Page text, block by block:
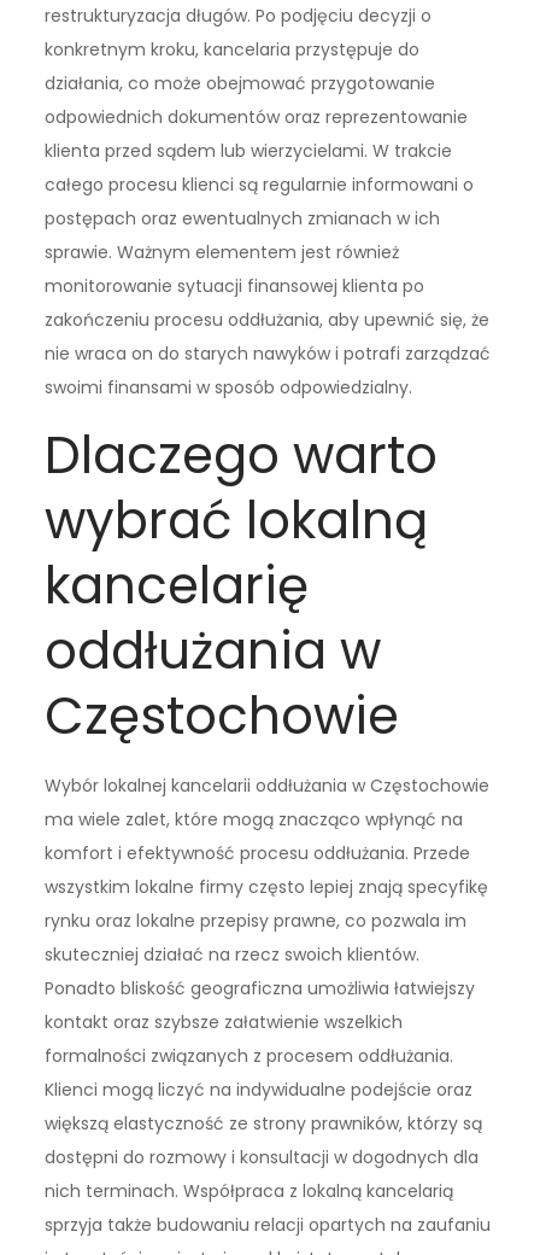
restrukturyzacja długów. Po podjęciu decyzji o
konkretnym kroku, kancelaria przystępuje do
działania, co może obejmować przygotowanie
odpowiednich dokumentów oraz reprezentowanie
klienta przed sądem lub wierzycielami. W trakcie
całego procesu klienci są regularnie informowani o
postępach oraz ewentualnych zmianach w ich
sprawie. Ważnym elementem jest również
monitorowanie sytuacji finansowej klienta po
zakończeniu procesu oddłużania, aby upewnić się, że
nie wraca on do starych nawyków i potrafi zarządzać
swoimi finansami w sposób odpowiedzialny.
Dlaczego warto
wybrać lokalną
kancelarię
oddłużania w
Częstochowie
Wybór lokalnej kancelarii oddłużania w Częstochowie
ma wiele zalet, które mogą znacząco wpłynąć na
komfort i efektywność procesu oddłużania. Przede
wszystkim lokalne firmy często lepiej znają specyfikę
rynku oraz lokalne przepisy prawne, co pozwala im
skuteczniej działać na rzecz swoich klientów.
Ponadto bliskość geograficzna umożliwia łatwiejszy
kontakt oraz szybsze załatwienie wszelkich
formalności związanych z procesem oddłużania.
Klienci mogą liczyć na indywidualne podejście oraz
większą elastyczność ze strony prawników, którzy są
dostępni do rozmowy i konsultacji w dogodnych dla
nich terminach. Współpraca z lokalną kancelarią
sprzyja także budowaniu relacji opartych na zaufaniu